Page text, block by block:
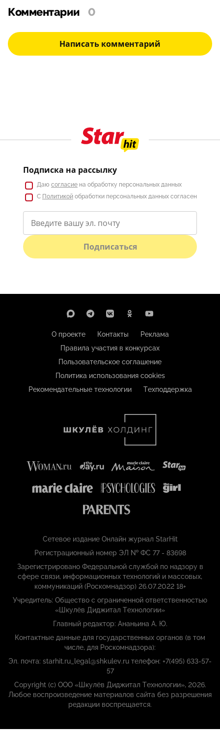
Комментарии 0
Написать комментарий
Подписка на рассылку
Даю согласие на обработку персональных данных
С Политикой обработки персональных данных согласен
Подписаться
О проекте Контакты
Реклама
Правила участия в конкурсах
Пользовательское соглашение
Политика использования cookies
Рекомендательные технологии
Техподдержка
Сетевое издание Онлайн журнал StarHit
Регистрационный номер ЭЛ № ФС 77 - 83698
Зарегистрировано Федеральной службой по надзору в
сфере связи, информационных технологий и массовых,
коммуникаций (Роскомнадзор) 26.07.2022 18+
Учредитель: Общество с ограниченной ответственностью
«Шкулёв Диджитал Технологии»
Главный редактор: Ананьина А. Ю.
Контактные данные для государственных органов (в том
числе, для Роскомнадзора):
Эл. почта: starhit.ru_legal@shkulev.ru телефон: +7(495) 633-57-
57
Copyright (с) ООО «Шкулёв Диджитал Технологии», 2026.
Любое воспроизведение материалов сайта без разрешения
редакции воспрещается.